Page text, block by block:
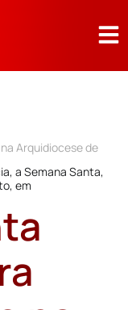
Arquidiocese de
a Semana Santa,
em